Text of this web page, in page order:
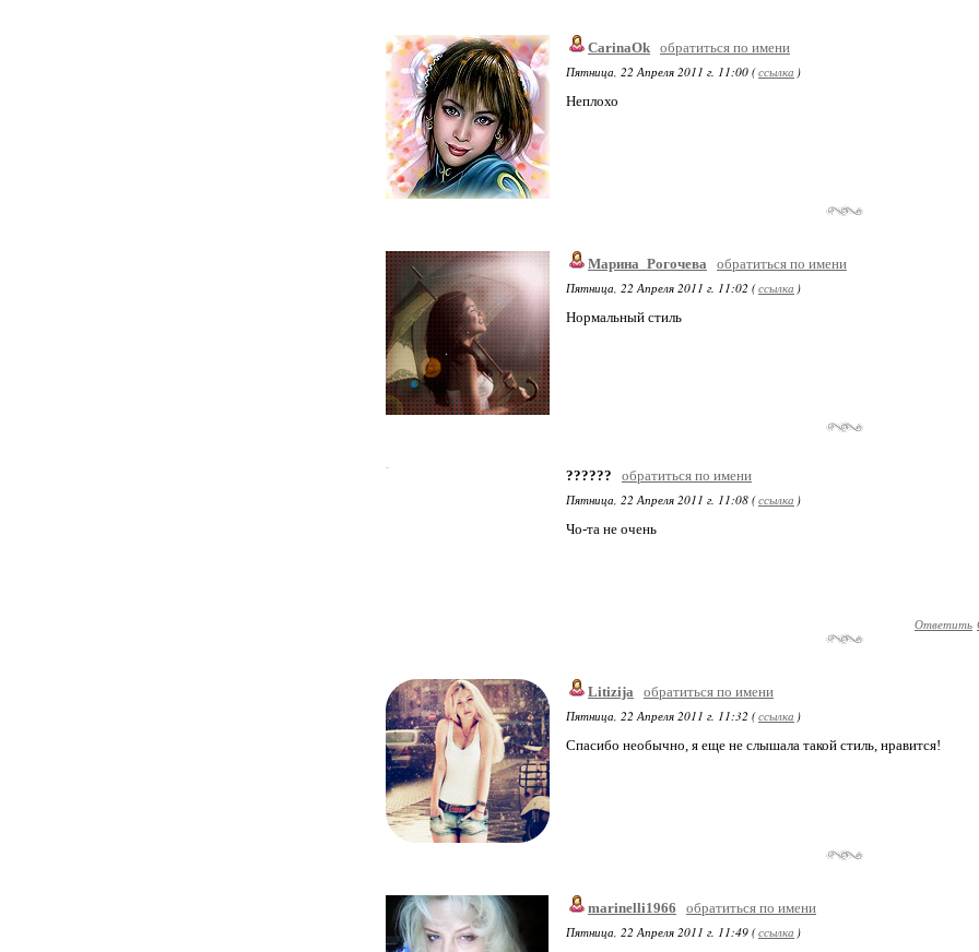
CarinaOk обратиться по имени
Пятница, 22 Апреля 2011 г. 11:00 (ссылка )
Неплохо
Марина_Рогочева
обратиться по имени
Пятница, 22 Апреля 2011 г. 11:02 (ссылка )
Нормальный стиль
??????
обратиться по имени
Пятница, 22 Апреля 2011 г. 11:08 (ссылка )
Чо-та не очень
Ответить
Litizija
обратиться по имени
Пятница, 22 Апреля 2011 г. 11:32 (ссылка )
Cпасибо необычно, я еще не слышала такой стиль, нравится!
marinelli1966
обратиться по имени
Пятница, 22 Апреля 2011 г. 11:49 (ссылка )